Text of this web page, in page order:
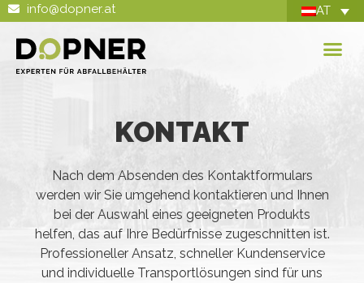
info@dopner.at AT
KONTAKT
Nach dem Absenden des Kontaktformulars
werden wir Sie umgehend kontaktieren und Ihnen
bei der Auswahl eines geeigneten Produkts
helfen, das auf Ihre Bedürfnisse zugeschnitten ist.
Professioneller Ansatz, schneller Kundenservice
und individuelle Transportlösungen sind für uns